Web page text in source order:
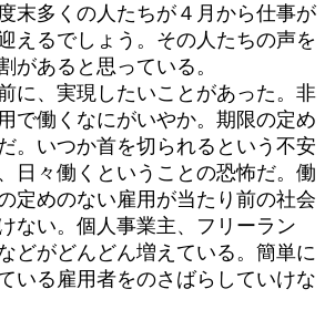
末多くの人たちが４月から仕事が
えるでしょう。その人たちの声を
があると思っている。
に、実現したいことがあった。非
で働くなにがいやか。期限の定め
。いつか首を切られるという不安
日々働くということの恐怖だ。働
定めのない雇用が当たり前の社会
ない。個人事業主、フリーラン
どがどんどん増えている。簡単に
いる雇用者をのさばらしていけな